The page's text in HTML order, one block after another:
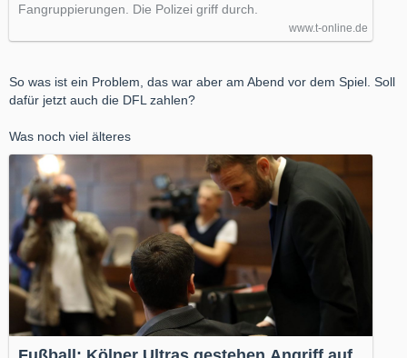
Fangruppierungen. Die Polizei griff durch.
www.t-online.de
So was ist ein Problem, das war aber am Abend vor dem Spiel. Soll
dafür jetzt auch die DFL zahlen?
Was noch viel älteres